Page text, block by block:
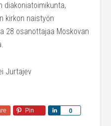
diakoniatoimikunta,
kirkon naistyön
28 osanottajaa Moskovan
Jurtajev
Pin 0
Share